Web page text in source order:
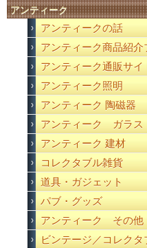
アンティーク
アンティークの話
アンティーク商品紹介
アンティーク通販サイ
アンティーク照明
アンティーク 陶磁器
アンティーク ガラス
アンティーク 建材
コレクタブル雑貨
道具・ガジェット
パブ・グッズ
アンティーク その他
ビンテージ／コレクタ